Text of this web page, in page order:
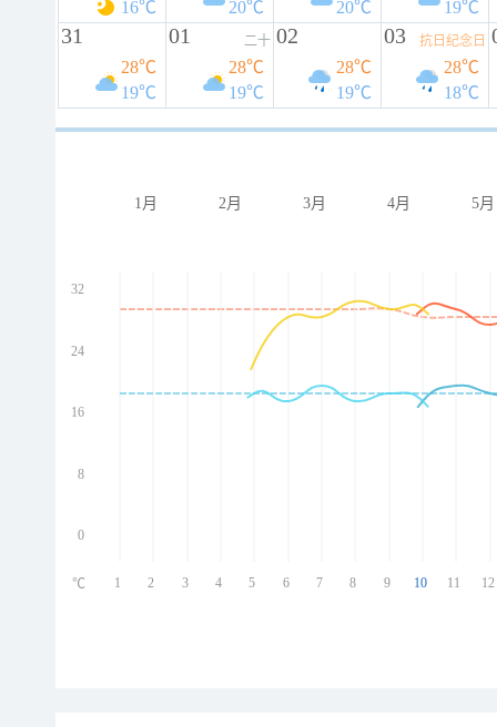
16℃
20℃
20℃
19℃
31
28℃
19℃
01 二十
28℃
19℃
02
28℃
19℃
03 抗日纪念日
28℃
18℃
1月 2月 3月 4月 5月
32
24
16
8
0
1 2 3 4 5 6 7 8 9 10 11 12
℃